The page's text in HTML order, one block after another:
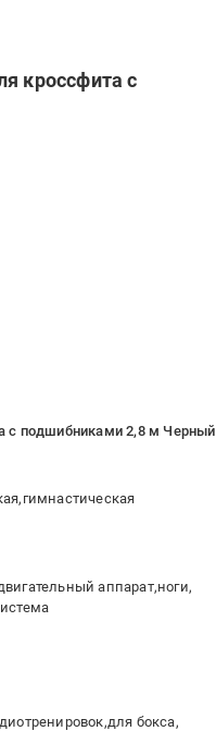
кроссфита с
с подшибниками 2,8 м Черный
гимнастическая
аппарат ноги
для бокса